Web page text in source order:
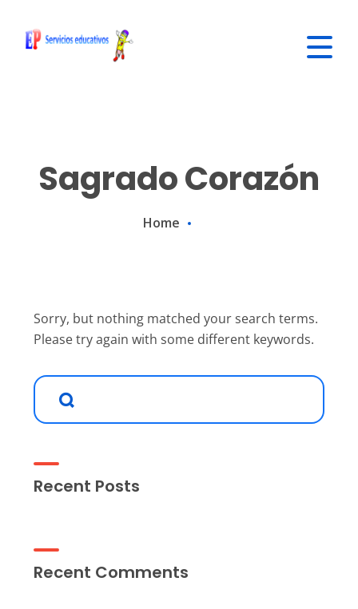
Sagrado Corazón
Home
Sorry, but nothing matched your search terms.
Please try again with some different keywords.
Recent Posts
Recent Comments